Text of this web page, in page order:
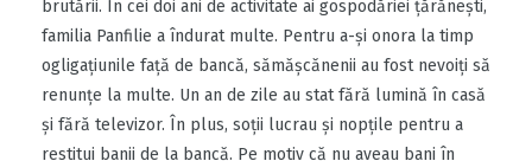
brutării. În cei doi ani de activitate ai gospodăriei ţărăneşti,
familia Panfilie a îndurat multe. Pentru a-şi onora la timp
ogligaţiunile faţă de bancă, sămăşcănenii au fost nevoiţi să
renunţe la multe. Un an de zile au stat fără lumină în casă
şi fără televizor. În plus, soţii lucrau şi nopţile pentru a
restitui banii de la bancă. Pe motiv că nu aveau bani în